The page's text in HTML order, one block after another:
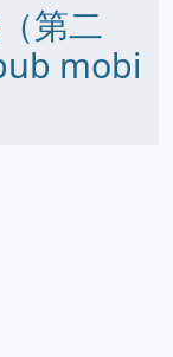
第二
mobi